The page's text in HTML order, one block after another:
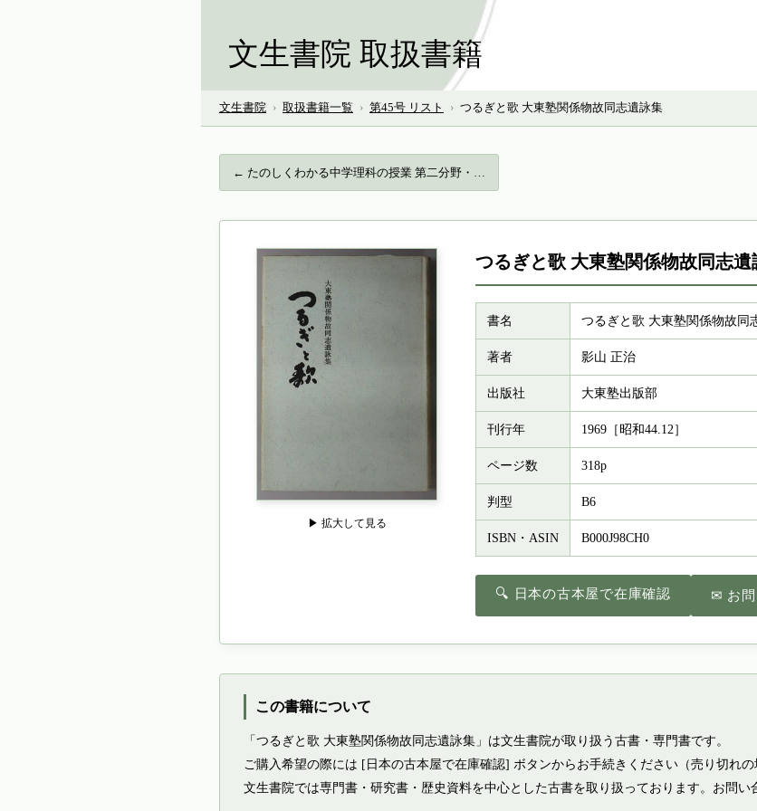
文生書院 取扱書籍
文生書院 › 取扱書籍一覧 › 第45号 リスト › つるぎと歌 大東塾関係物故同志遺詠集
← たのしくわかる中学理科の授業 第二分野・…
▶ 拡大して見る
つるぎと歌 大東塾関係物故同志遺
書名 つるぎと歌 大東塾関係物故同
著者 影山 正治
出版社 大東塾出版部
刊行年 1969［昭和44.12］
ページ数 318p
判型 B6
ISBN・ASIN B000J98CH0
🔍 日本の古本屋で在庫確認 ✉ お問
この書籍について
「つるぎと歌 大東塾関係物故同志遺詠集」は文生書院が取り扱う古書・専門書です。
ご購入希望の際には [日本の古本屋で在庫確認] ボタンからお手続きください（売り切れの
文生書院では専門書・研究書・歴史資料を中心とした古書を取り扱っております。お問い